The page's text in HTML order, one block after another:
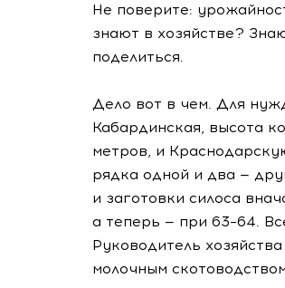
Не поверите:
знают в хозяйстве?
поделиться.
Дело вот в чем. Для
Кабардинская, высота
метров, и
рядка одной и два —
и заготовки силоса
а теперь — при 63–64.
Руководитель
молочным